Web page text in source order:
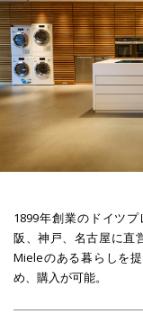
1899年創業のドイツ
阪、神戸、名古屋に直
Mieleのある暮らしを
め、購入が可能。